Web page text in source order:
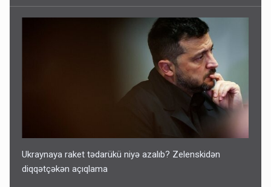
Ukraynaya raket tədarükü niyə azalıb? Zelenskidən
diqqətçəkən açıqlama